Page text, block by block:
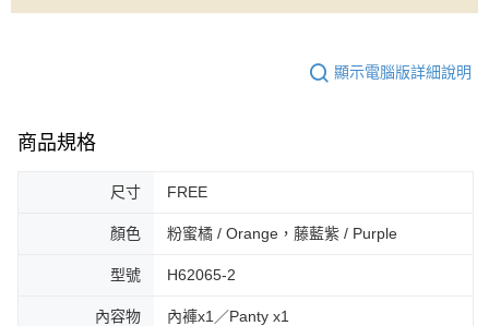
顯示電腦版詳細說明
商品規格
尺寸 FREE
顏色 粉蜜橘 / Orange，藤藍紫 / Purple
型號 H62065-2
內容物 內褲x1／Panty x1